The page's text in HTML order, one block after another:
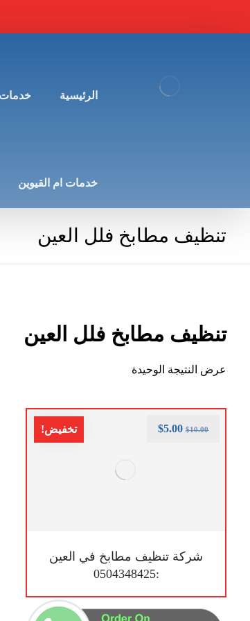
الرئيسية
خدمات ام القيوين
تنظيف مطابخ فلل العين
تنظيف مطابخ فلل العين
عرض النتيجة الوحيدة
تخفيض!
شركة تنظيف مطابخ في العين
:0504348425
$10.00
$5.00